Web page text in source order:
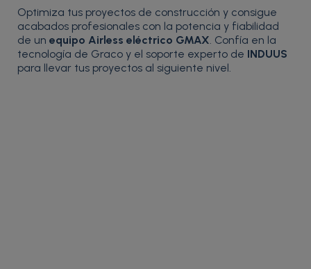
Optimiza tus proyectos de construcción y consigue
acabados profesionales con la potencia y fiabilidad
de un equipo Airless eléctrico GMAX. Confía en la
tecnología de Graco y el soporte experto de INDUUS
para llevar tus proyectos al siguiente nivel.